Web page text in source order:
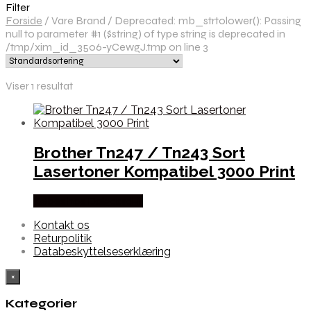
Filter
Forside / Vare Brand / Deprecated: mb_strtolower(): Passing
null to parameter #1 ($string) of type string is deprecated in
/tmp/xim_id_3506-yCewgJ.tmp on line 3
Viser 1 resultat
Brother Tn247 / Tn243 Sort
Lasertoner Kompatibel 3000 Print
Kontakt os
Returpolitik
Databeskyttelseserklæring
×
Kategorier